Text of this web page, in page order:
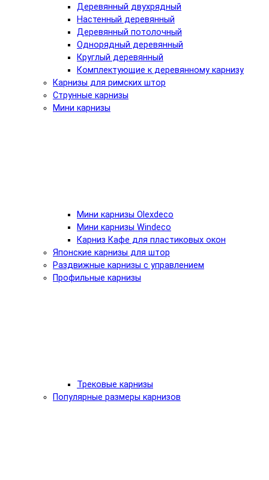
Деревянный двухрядный
Настенный деревянный
Деревянный потолочный
Однорядный деревянный
Круглый деревянный
Комплектующие к деревянному карнизу
Карнизы для римских штор
Струнные карнизы
Мини карнизы
Мини карнизы Olexdeco
Мини карнизы Windeco
Карниз Кафе для пластиковых окон
Японские карнизы для штор
Раздвижные карнизы с управлением
Профильные карнизы
Трековые карнизы
Популярные размеры карнизов